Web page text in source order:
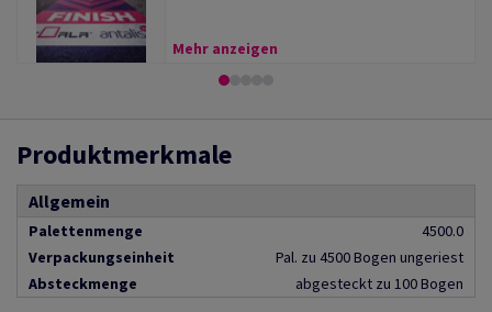
Mehr anzeigen
Produktmerkmale
Allgemein
Palettenmenge
4500.0
Verpackungseinheit
Pal. zu 4500 Bogen ungeriest
Absteckmenge
abgesteckt zu 100 Bogen